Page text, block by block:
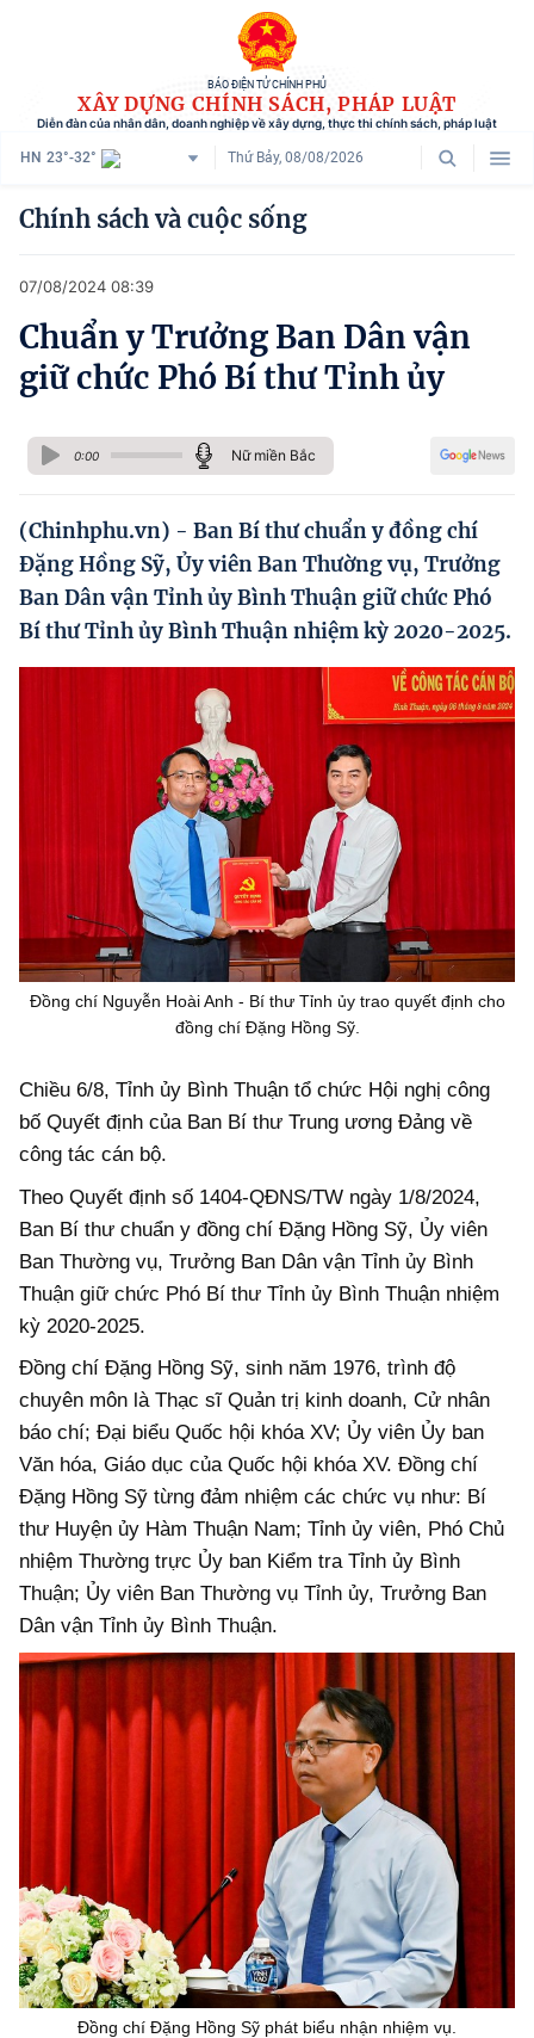
BÁO ĐIỆN TỬ CHÍNH PHỦ
XÂY DỰNG CHÍNH SÁCH, PHÁP LUẬT
Diễn đàn của nhân dân, doanh nghiệp về xây dựng, thực thi chính sách, pháp luật
HN 23°-32° Thứ Bảy, 08/08/2026
Danh mục
Tham vấn chính sách
Doanh nghiệp hiến kế
Hướng dẫn thực hiện chính sách
Phát triển kinh tế tư nhân và doanh nghiệp dân tộc
Ocop và chuỗi giá trị Nông sản
Doanh nghiệp dân tộc
Chính sách và cuộc sống
07/08/2024 08:39
Chuẩn y Trưởng Ban Dân vận
giữ chức Phó Bí thư Tỉnh ủy
0:00 Nữ miền Bắc
(Chinhphu.vn) - Ban Bí thư chuẩn y đồng chí
Đặng Hồng Sỹ, Ủy viên Ban Thường vụ, Trưởng
Ban Dân vận Tỉnh ủy Bình Thuận giữ chức Phó
Bí thư Tỉnh ủy Bình Thuận nhiệm kỳ 2020-2025.
Đồng chí Nguyễn Hoài Anh - Bí thư Tỉnh ủy trao quyết định cho
đồng chí Đặng Hồng Sỹ.
Chiều 6/8, Tỉnh ủy Bình Thuận tổ chức Hội nghị công
bố Quyết định của Ban Bí thư Trung ương Đảng về
công tác cán bộ.
Theo Quyết định số 1404-QĐNS/TW ngày 1/8/2024,
Ban Bí thư chuẩn y đồng chí Đặng Hồng Sỹ, Ủy viên
Ban Thường vụ, Trưởng Ban Dân vận Tỉnh ủy Bình
Thuận giữ chức Phó Bí thư Tỉnh ủy Bình Thuận nhiệm
kỳ 2020-2025.
Đồng chí Đặng Hồng Sỹ, sinh năm 1976, trình độ
chuyên môn là Thạc sĩ Quản trị kinh doanh, Cử nhân
báo chí; Đại biểu Quốc hội khóa XV; Ủy viên Ủy ban
Văn hóa, Giáo dục của Quốc hội khóa XV. Đồng chí
Đặng Hồng Sỹ từng đảm nhiệm các chức vụ như: Bí
thư Huyện ủy Hàm Thuận Nam; Tỉnh ủy viên, Phó Chủ
nhiệm Thường trực Ủy ban Kiểm tra Tỉnh ủy Bình
Thuận; Ủy viên Ban Thường vụ Tỉnh ủy, Trưởng Ban
Dân vận Tỉnh ủy Bình Thuận.
Đồng chí Đặng Hồng Sỹ phát biểu nhận nhiệm vụ.